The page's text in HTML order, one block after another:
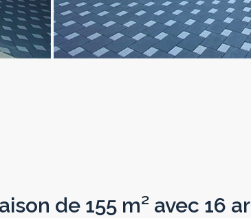
de 155 m² avec 16